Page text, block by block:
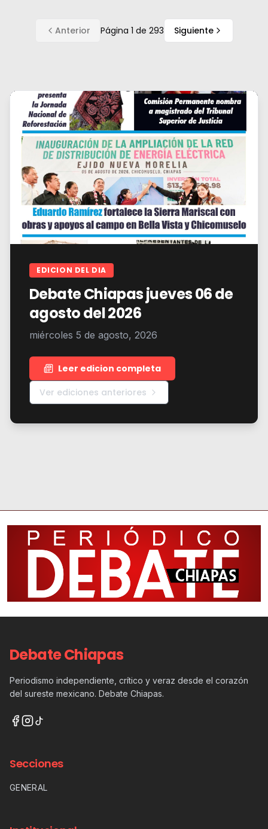
Anterior Página 1 de 293 Siguiente
EDICION DEL DIA
Debate Chiapas jueves 06 de
agosto del 2026
miércoles 5 de agosto, 2026
Leer edicion completa
Ver ediciones anteriores
Debate Chiapas
Periodismo independiente, crítico y veraz desde el corazón
del sureste mexicano. Debate Chiapas.
Secciones
GENERAL